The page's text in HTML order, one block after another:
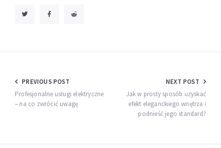
Nawigacja
wpisu
PREVIOUS POST
Profesjonalne usługi elektryczne
– na co zwrócić uwagę
NEXT POST
Jak w prosty sposób uzyskać
efekt eleganckiego wnętrza i
podnieść jego standard?